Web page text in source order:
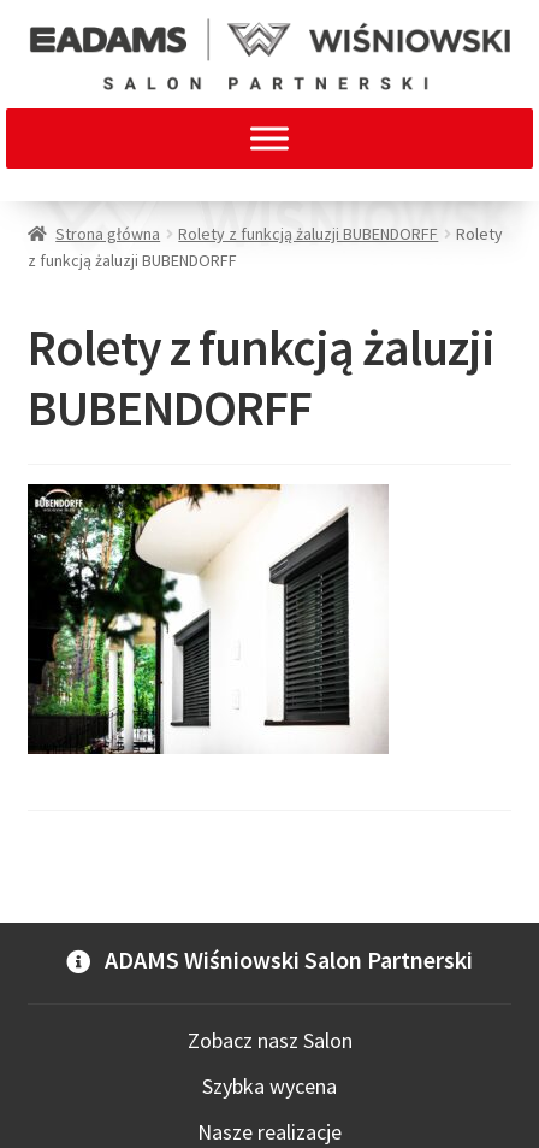
Strona główna Rolety z funkcją żaluzji BUBENDORFF
Rolety
z funkcją żaluzji BUBENDORFF
Rolety z funkcją żaluzji
BUBENDORFF
ADAMS Wiśniowski Salon Partnerski
Zobacz nasz Salon
Szybka wycena
Nasze realizacje